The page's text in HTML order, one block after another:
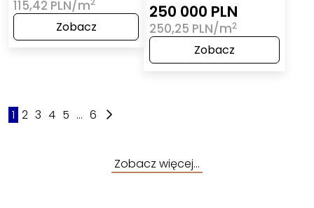
115,42 PLN/m
Zobacz
250 000 PLN
250,25 PLN/m2
Zobacz
1 2 3 4 5 ... 6
Zobacz więcej…